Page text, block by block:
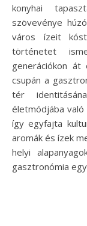
konyhai
szövevénye
város ízeit
történetet
generációkon
csupán a
tér
életmódjába való
így egyfajta
aromák és ízek
helyi
gasztronómia